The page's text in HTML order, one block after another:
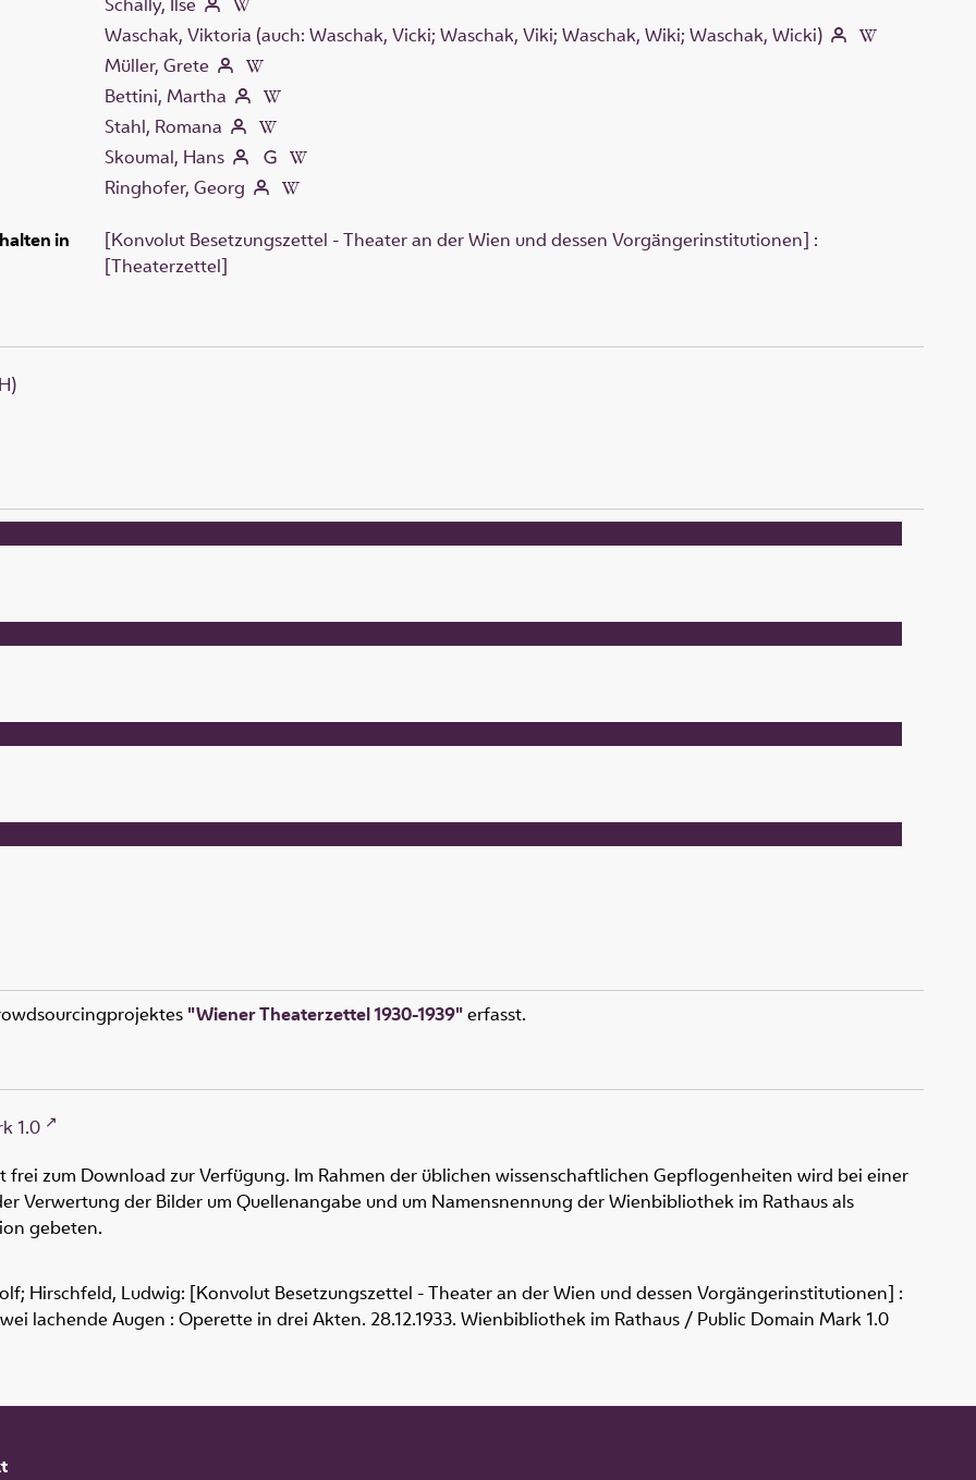
in
[Konvolut Besetzungszettel - Theater an der Wien und dessen Vorgängerinstitutionen] :
[Theaterzettel]
Waschak, Viktoria (auch: Waschak, Vicki; Waschak, Viki; Waschak, Wiki; Waschak, Wicki)
Müller, Grete
Bettini, Martha
Stahl, Romana
Skoumal, Hans
Ringhofer, Georg
"Wiener Theaterzettel 1930-1939"erfasst.
1.0
frei zum Download zur Verfügung. Im Rahmen der üblichen wissenschaftlichen Gepflogenheiten wird bei einer
Verwertung der Bilder um Quellenangabe und um Namensnennung der Wienbibliothek im Rathaus als
gebeten.
Hirschfeld, Ludwig: [Konvolut Besetzungszettel - Theater an der Wien und dessen Vorgängerinstitutionen] :
lachende Augen : Operette in drei Akten. 28.12.1933. Wienbibliothek im Rathaus / Public Domain Mark 1.0